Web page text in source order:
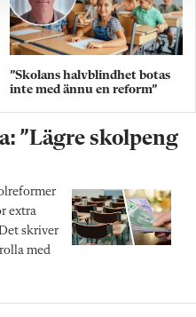
”Skolans halvblindhet botas
inte med ännu en reform”
”Lägre skolpeng
extra
skriver
med